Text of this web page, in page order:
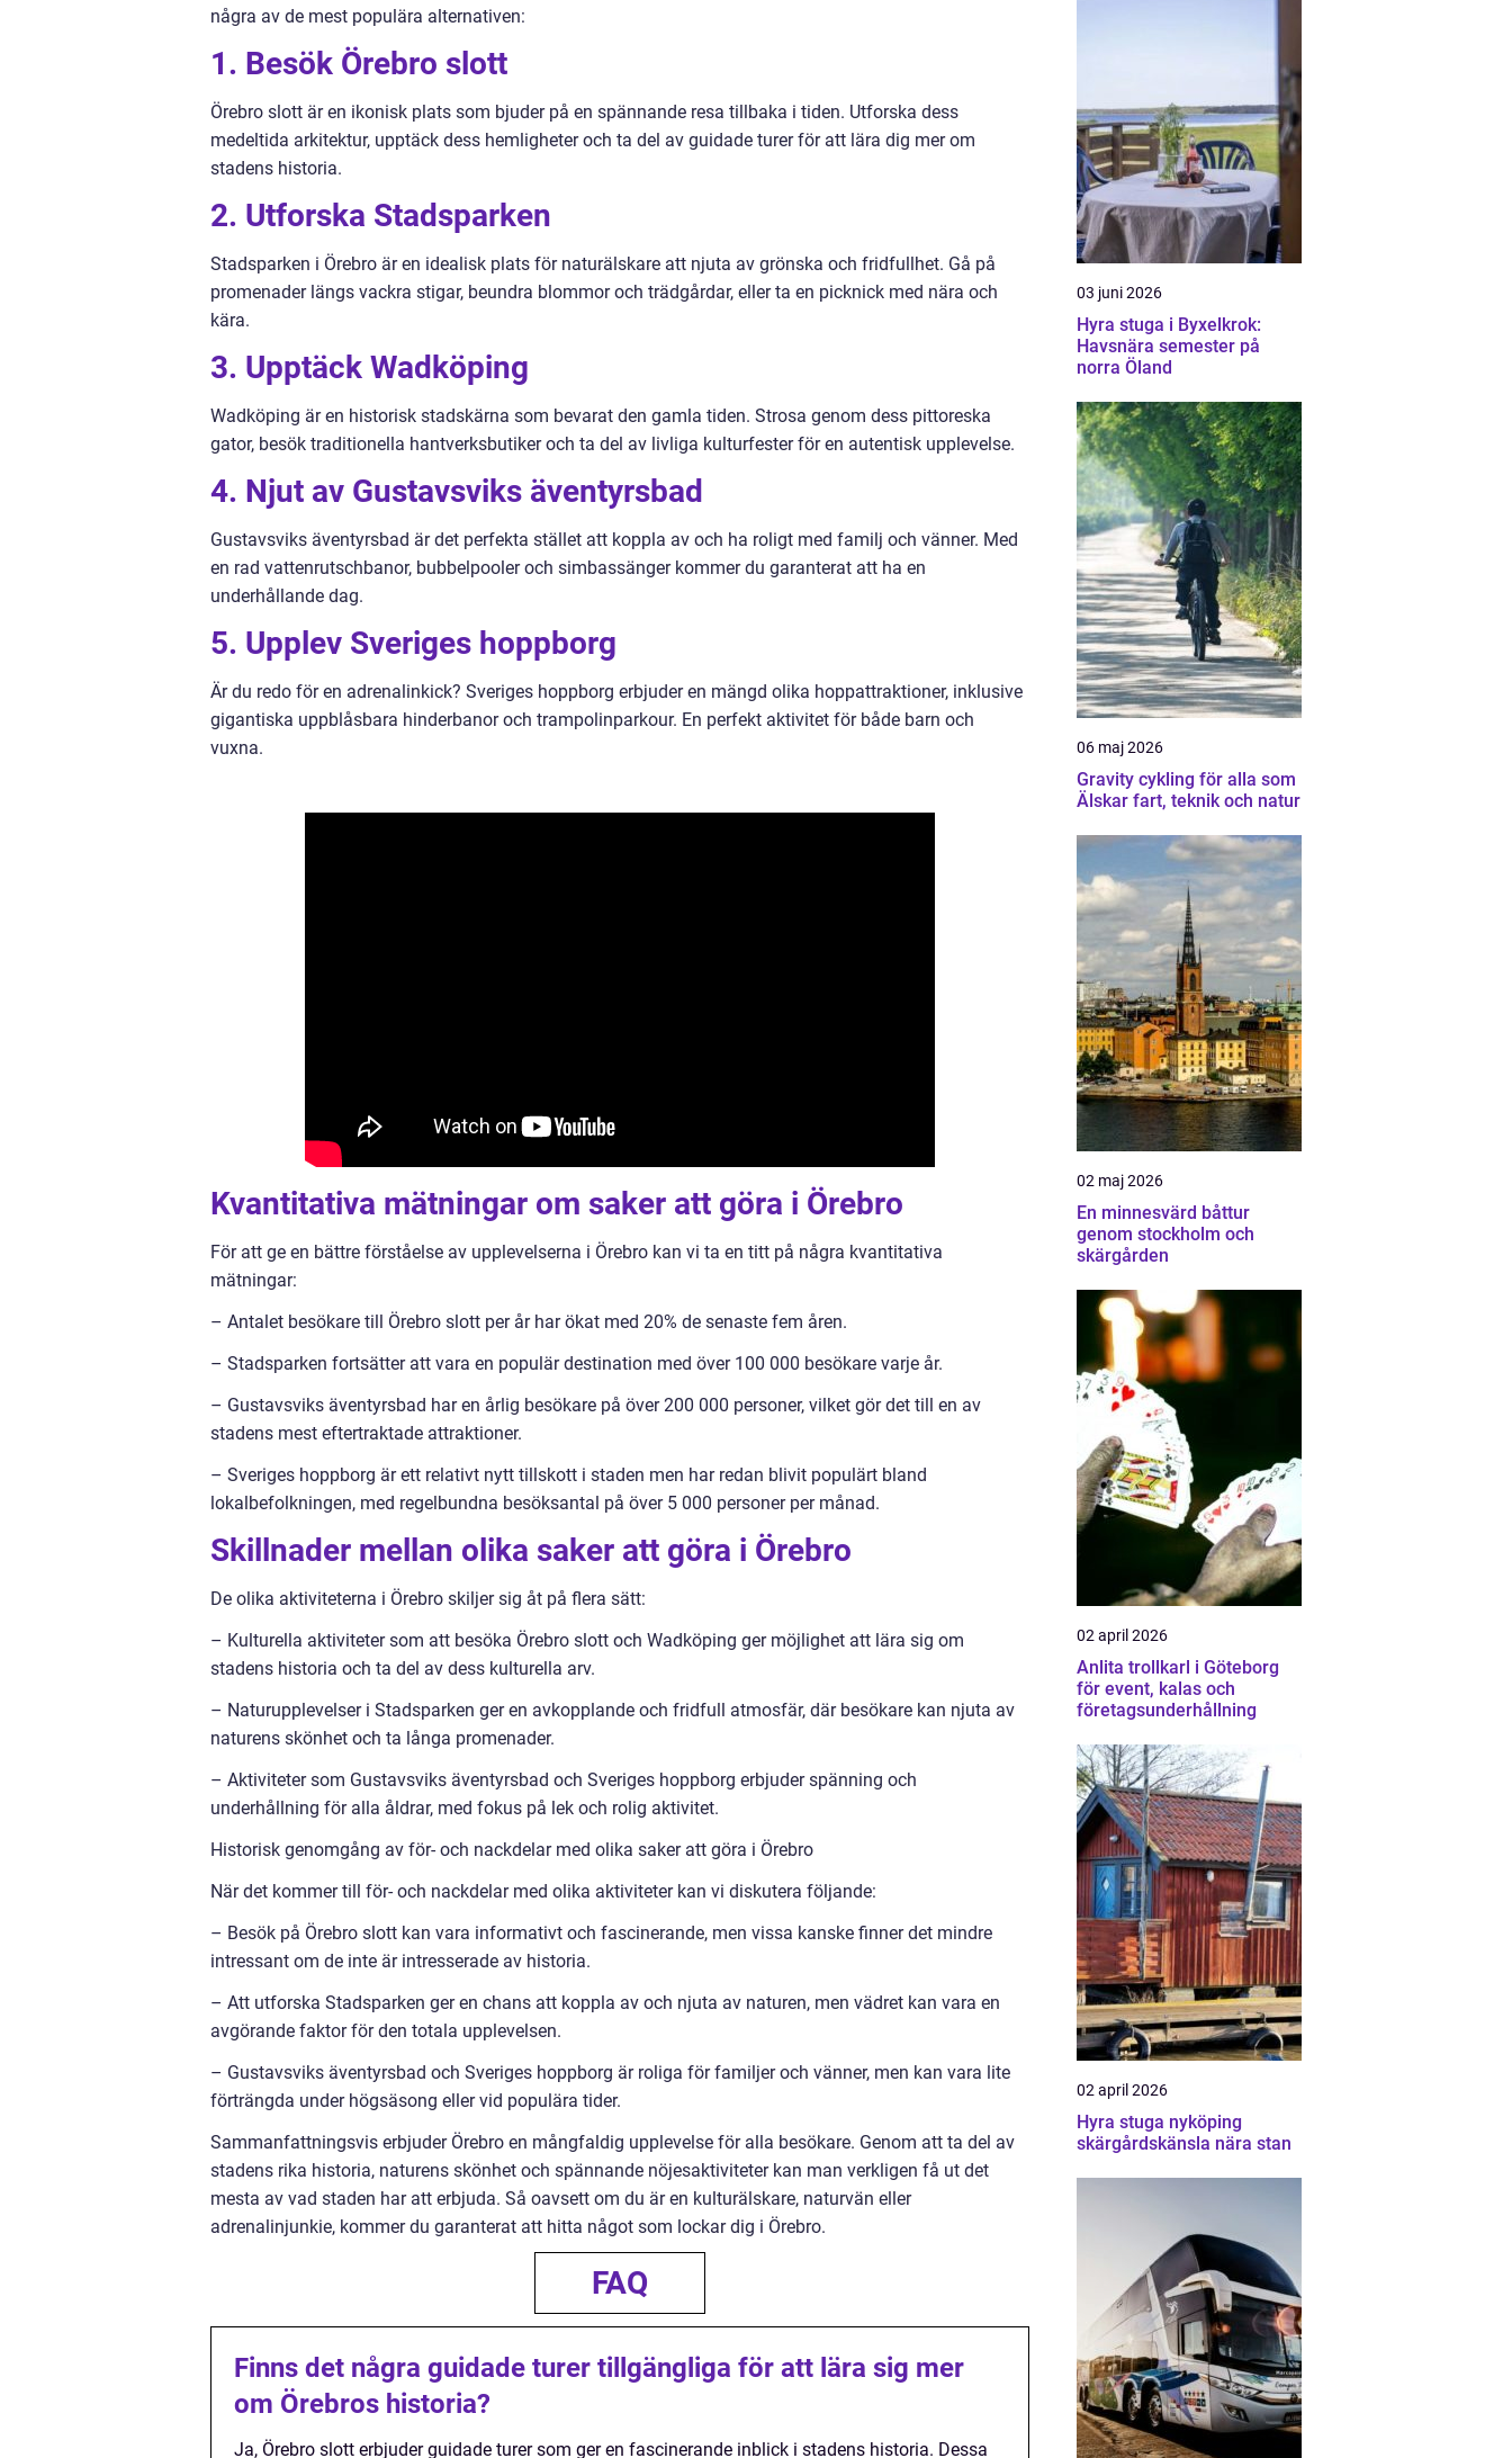
några av de mest populära alternativen:
1. Besök Örebro slott
Örebro slott är en ikonisk plats som bjuder på en spännande resa tillbaka i tiden. Utforska dess
medeltida arkitektur, upptäck dess hemligheter och ta del av guidade turer för att lära dig mer om
stadens historia.
2. Utforska Stadsparken
Stadsparken i Örebro är en idealisk plats för naturälskare att njuta av grönska och fridfullhet. Gå på
promenader längs vackra stigar, beundra blommor och trädgårdar, eller ta en picknick med nära och
kära.
3. Upptäck Wadköping
Wadköping är en historisk stadskärna som bevarat den gamla tiden. Strosa genom dess pittoreska
gator, besök traditionella hantverksbutiker och ta del av livliga kulturfester för en autentisk upplevelse.
4. Njut av Gustavsviks äventyrsbad
Gustavsviks äventyrsbad är det perfekta stället att koppla av och ha roligt med familj och vänner. Med
en rad vattenrutschbanor, bubbelpooler och simbassänger kommer du garanterat att ha en
underhållande dag.
5. Upplev Sveriges hoppborg
Är du redo för en adrenalinkick? Sveriges hoppborg erbjuder en mängd olika hoppattraktioner, inklusive
gigantiska uppblåsbara hinderbanor och trampolinparkour. En perfekt aktivitet för både barn och
vuxna.
Kvantitativa mätningar om saker att göra i Örebro
För att ge en bättre förståelse av upplevelserna i Örebro kan vi ta en titt på några kvantitativa
mätningar:
– Antalet besökare till Örebro slott per år har ökat med 20% de senaste fem åren.
– Stadsparken fortsätter att vara en populär destination med över 100 000 besökare varje år.
– Gustavsviks äventyrsbad har en årlig besökare på över 200 000 personer, vilket gör det till en av
stadens mest eftertraktade attraktioner.
– Sveriges hoppborg är ett relativt nytt tillskott i staden men har redan blivit populärt bland
lokalbefolkningen, med regelbundna besöksantal på över 5 000 personer per månad.
Skillnader mellan olika saker att göra i Örebro
De olika aktiviteterna i Örebro skiljer sig åt på flera sätt:
– Kulturella aktiviteter som att besöka Örebro slott och Wadköping ger möjlighet att lära sig om
stadens historia och ta del av dess kulturella arv.
– Naturupplevelser i Stadsparken ger en avkopplande och fridfull atmosfär, där besökare kan njuta av
naturens skönhet och ta långa promenader.
– Aktiviteter som Gustavsviks äventyrsbad och Sveriges hoppborg erbjuder spänning och
underhållning för alla åldrar, med fokus på lek och rolig aktivitet.
Historisk genomgång av för- och nackdelar med olika saker att göra i Örebro
När det kommer till för- och nackdelar med olika aktiviteter kan vi diskutera följande:
– Besök på Örebro slott kan vara informativt och fascinerande, men vissa kanske finner det mindre
intressant om de inte är intresserade av historia.
– Att utforska Stadsparken ger en chans att koppla av och njuta av naturen, men vädret kan vara en
avgörande faktor för den totala upplevelsen.
– Gustavsviks äventyrsbad och Sveriges hoppborg är roliga för familjer och vänner, men kan vara lite
förträngda under högsäsong eller vid populära tider.
Sammanfattningsvis erbjuder Örebro en mångfaldig upplevelse för alla besökare. Genom att ta del av
stadens rika historia, naturens skönhet och spännande nöjesaktiviteter kan man verkligen få ut det
mesta av vad staden har att erbjuda. Så oavsett om du är en kulturälskare, naturvän eller
adrenalinjunkie, kommer du garanterat att hitta något som lockar dig i Örebro.
FAQ
Finns det några guidade turer tillgängliga för att lära sig mer
om Örebros historia?
Ja, Örebro slott erbjuder guidade turer som ger en fascinerande inblick i stadens historia. Dessa
03 juni 2026
Hyra stuga i Byxelkrok:
Havsnära semester på
norra Öland
06 maj 2026
Gravity cykling för alla som
Älskar fart, teknik och natur
02 maj 2026
En minnesvärd båttur
genom stockholm och
skärgården
02 april 2026
Anlita trollkarl i Göteborg
för event, kalas och
företagsunderhållning
02 april 2026
Hyra stuga nyköping
skärgårdskänsla nära stan